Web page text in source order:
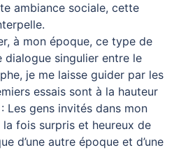
ambiance sociale, cette
à mon époque, ce type de
dialogue singulier entre le
je me laisse guider par les
essais sont à la hauteur
Les gens invités dans mon
fois surpris et heureux de
d’une autre époque et d’une